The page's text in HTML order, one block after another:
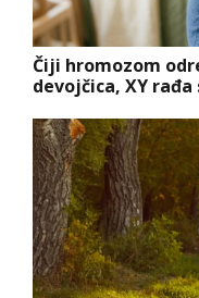
Čiji hromozom
devojčica, XY rađa